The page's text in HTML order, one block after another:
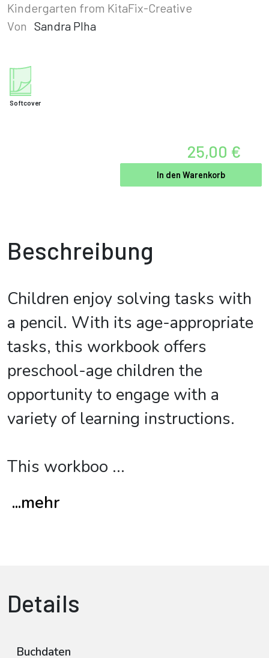
Kindergarten from KitaFix-Creative
Von Sandra Plha
Softcover
25,00 €
In den Warenkorb
Beschreibung
Children enjoy solving tasks with
a pencil. With its age-appropriate
tasks, this workbook offers
preschool-age children the
opportunity to engage with a
variety of learning instructions.
This workboo ...
...mehr
Details
Buchdaten